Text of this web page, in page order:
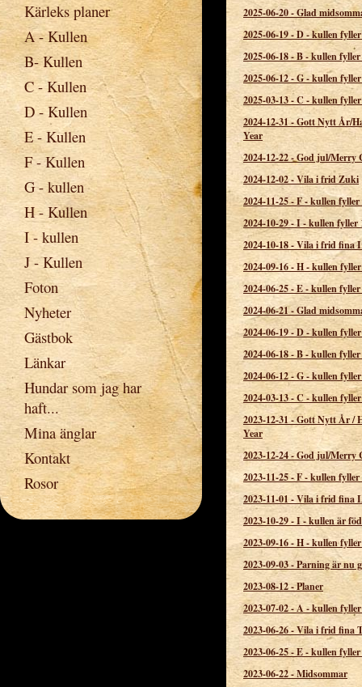
Kärleks planer
A - Kullen
B- Kullen
C - Kullen
D - Kullen
E - Kullen
F - Kullen
G - kullen
H - Kullen
I - kullen
J - Kullen
Foton
Nyheter
Gästbok
Länkar
Hundar som jag har
haft...
Mina änglar
Kontakt
Rosor
2025-06-20-Glad
2025-06-19-D - kullen
2025-06-18-B - kullen fyller
2025-06-12-G - kullen
2025-03-13-C - kullen
2024-12-31-Gott Nytt År/
Year
2024-12-22-God jul/Merry
2024-12-02-Vila i frid Zuki
2024-11-25-F - kullen fyller
2024-10-29-I - kullen fyller
2024-10-18-Vila i frid fina
2024-09-16-H - kullen
2024-06-25-E - kullen
2024-06-21-Glad
2024-06-19-D - kullen
2024-06-18-B - kullen fyller
2024-06-12-G - kullen
2024-03-13-C - kullen
2023-12-31-Gott Nytt År /
Year
2023-12-24-God jul/Merry
2023-11-25-F - kullen fyller
2023-11-01 -Vila i frid fina
2023-10-29-I - kullen är
2023-09-16-H - kullen
2023-09-03-Parning är nu
2023-08-12-Planer
2023-07-02-A - kullen
2023-06-26-Vila i frid fina
2023-06-25-E - kullen
2023-06-22-Midsommar